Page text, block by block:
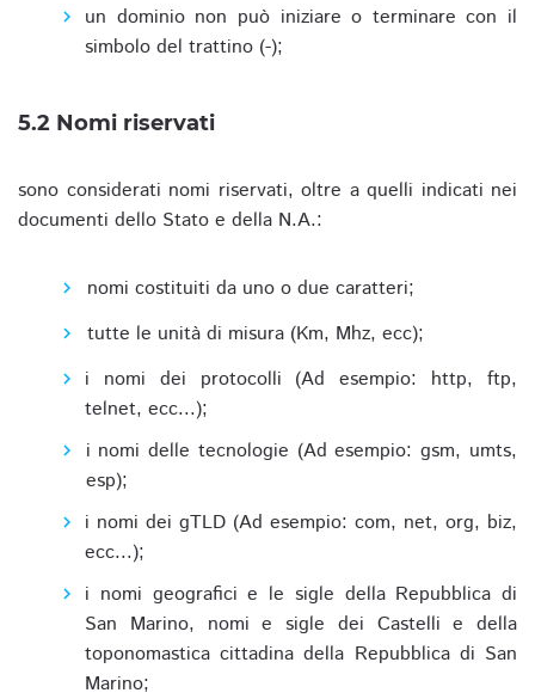
un dominio non può iniziare o terminare con il
simbolo del trattino (-);
5.2 Nomi riservati
sono considerati nomi riservati, oltre a quelli indicati nei
documenti dello Stato e della N.A.:
nomi costituiti da uno o due caratteri;
tutte le unità di misura (Km, Mhz, ecc);
i nomi dei protocolli (Ad esempio: http, ftp,
telnet, ecc...);
i nomi delle tecnologie (Ad esempio: gsm, umts,
esp);
i nomi dei gTLD (Ad esempio: com, net, org, biz,
ecc...);
i nomi geografici e le sigle della Repubblica di
San Marino, nomi e sigle dei Castelli e della
toponomastica cittadina della Repubblica di San
Marino;